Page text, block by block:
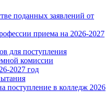
поданных заявлений от
приема на 2026-2027
для поступления
комиссии
2027 год
поступление в колледж 2026